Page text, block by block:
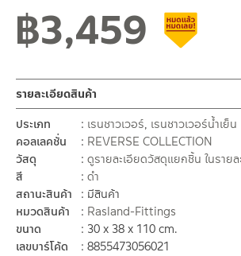
฿3,459
รายละเอียดสินค้า
ประเภท
เรนชาวเวอร์, เรนชาวเวอร์น้ำเย็น
คอลเลคชั่น
REVERSE COLLECTION
วัสดุ
ดูรายละเอียดวัสดุแยกชิ้น ในราย
สี
ดำ
สถานะสินค้า
มีสินค้า
หมวดสินค้า
Rasland-Fittings
ขนาด
30 x 38 x 110 cm.
เลขบาร์โค้ด
8855473056021